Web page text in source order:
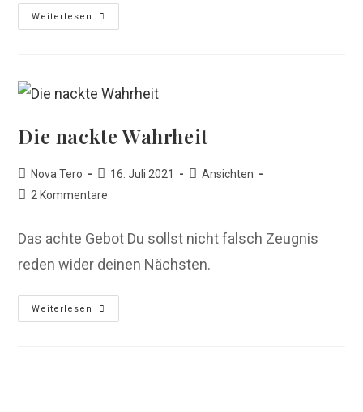
Weiterlesen
Schatz
Die nackte Wahrheit
Beitrags-
Autor:
Nova Tero
Beitrag
veröffentlicht:
16. Juli 2021
Beitrags-
Ansichten
Beitrags-
2 Kommentare
Das achte Gebot Du sollst nicht falsch Zeugnis
reden wider deinen Nächsten.
Weiterlesen
nackte